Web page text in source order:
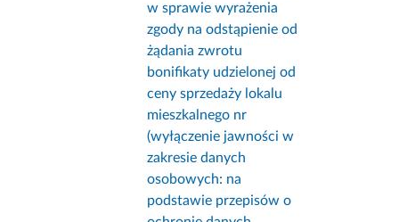
w sprawie wyrażenia
zgody na odstąpienie od
żądania zwrotu
bonifikaty udzielonej od
ceny sprzedaży lokalu
mieszkalnego nr
(wyłączenie jawności w
zakresie danych
osobowych: na
podstawie przepisów o